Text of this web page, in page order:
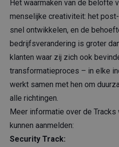
Het waarmaken van de belofte
menselijke creativiteit: het
snel ontwikkelen, en de
bedrijfsverandering is groter
klanten waar zij zich ook
transformatieproces – in elke
werkt samen met hen om
alle richtingen.
Meer informatie over de Tracks
kunnen aanmelden:
Security Track: